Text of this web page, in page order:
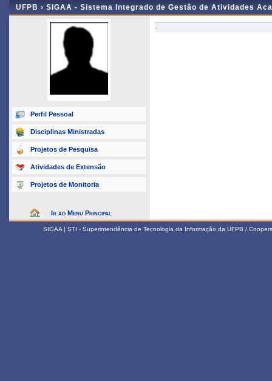
UFPB › SIGAA - Sistema Integrado de Gestão de Atividades
Perfil Pessoal
Disciplinas Ministradas
Projetos de Pesquisa
Atividades de Extensão
Projetos de Monitoria
Ir ao Menu Principal
-
SIGAA | STI - Superintendência de Tecnologia da Informação da UFPB /